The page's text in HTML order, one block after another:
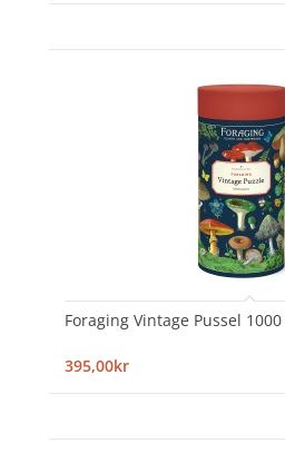
Foraging Vintage Pussel
395,00kr